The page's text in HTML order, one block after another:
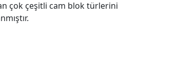
çok çeşitli cam blok türlerini